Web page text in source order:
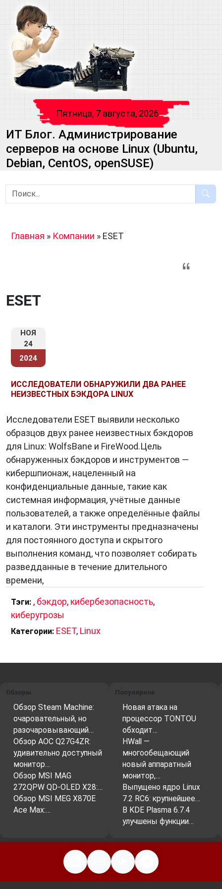
Пятница, 7 августа, 2026
ИТ Блог. Администрирование
серверов на основе Linux (Ubuntu,
Debian, CentOS, openSUSE)
Главная » Компании » ESET
ESET
НОЯ
24
2024
ИССЛЕДОВАТЕЛИ ОБНАРУЖИЛИ ДВА РАНЕЕ
НЕИЗВЕСТНЫХ БЭКДОРА LINUX
Исследователи ESET выявили несколько
образцов двух ранее неизвестных бэкдоров
для Linux: WolfsBane и FireWood.Цель
обнаруженных бэкдоров и инструментов —
кибершпионаж, нацеленный на
конфиденциальные данные, такие как
системная информация, учётные данные
пользователей, а также определённые файлы
и каталоги. Эти инструменты предназначены
для постоянного доступа и скрытого
выполнения команд, что позволяет собирать
разведданные в течение длительного
времени,
Тэги: , бэкдор, кибербезопасность,
киберугрозы
Категории: ESET, Linux
Обзоры
Обзор Steam Machine:
очаровательный, но
разочаровывающий…
Обзор AOC Q27G4ZR:
удивительно доступный
монитор…
Обзор MSI MAG
272QPW QD-OLED X28:…
Обзор MSI MEG X870E
Ace Max:…
Популярное
Новая атака на
процессор TONTOU
обходит…
HWall —
многообещающий
новый аппаратный
монитор,…
Выпущено ядро Linux
7.2 RC6: крупнейшее…
В KDE Plasma 6.7.4
улучшены функции…